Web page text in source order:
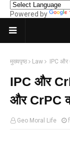
Powered by
मुख्यपृष्ठ Law IPC और
IPC और
और CrPC
Geo Moral Life